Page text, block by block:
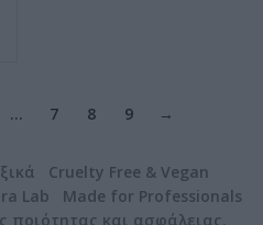
… 7 8 9 →
Cruelty Free & Vegan
Lab Made for Professionals
και ασφάλειας.